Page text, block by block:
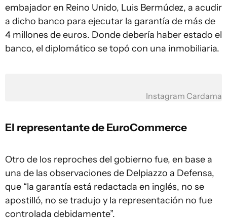
embajador en Reino Unido, Luis Bermúdez, a acudir
a dicho banco para ejecutar la garantía de más de
4 millones de euros. Donde debería haber estado el
banco, el diplomático se topó con una inmobiliaria.
Instagram Cardama
El representante de EuroCommerce
Otro de los reproches del gobierno fue, en base a
una de las observaciones de Delpiazzo a Defensa,
que “la garantía está redactada en inglés, no se
apostilló, no se tradujo y la representación no fue
controlada debidamente”.